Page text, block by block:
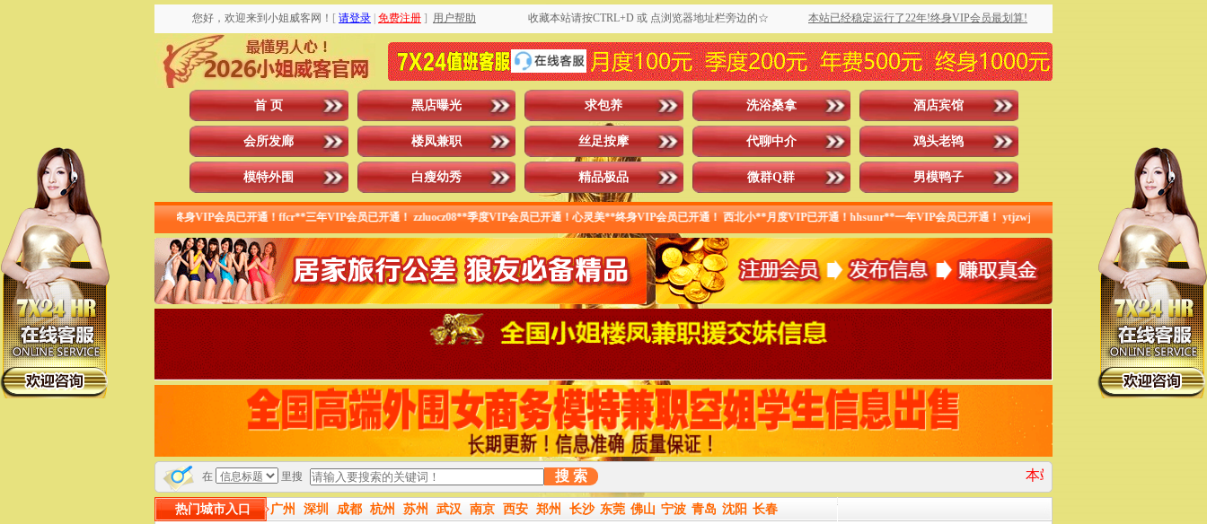
您好，欢迎来到小姐威客网！ [ 请登录 免费注册 ] 用户帮助 收藏本站请按CTRL+D 或 点浏览器地址栏旁边的☆ 本站已经稳定运行了22年!终身VIP会员最划算!
首 页 黑店曝光 求包养 洗浴桑拿 酒店宾馆
会所发廊 楼凤兼职 丝足按摩 代聊中介 鸡头老鸨
模特外围 白瘦幼秀 精品极品 微群Q群 男模鸭子
已开通！ 紫枫**终身VIP会员已开通！ffcr**三年VIP会员已开通！ zzluocz08**季度VIP会员已开通！心灵美**终身VIP会员已开通！ 西北小**月度VIP已开通！hhsunr**一年VIP会员已开通！ ytjzwj20**月度VIP已开通！jlkdxyz**季度
在 里搜 搜 索 本站为小姐威客官网，帖子数量用户数量
热门城市入口 广州 深圳 成都 杭州 苏州 武汉 南京 西安 郑州 长沙 东莞 佛山 宁波 青岛 沈阳 长春